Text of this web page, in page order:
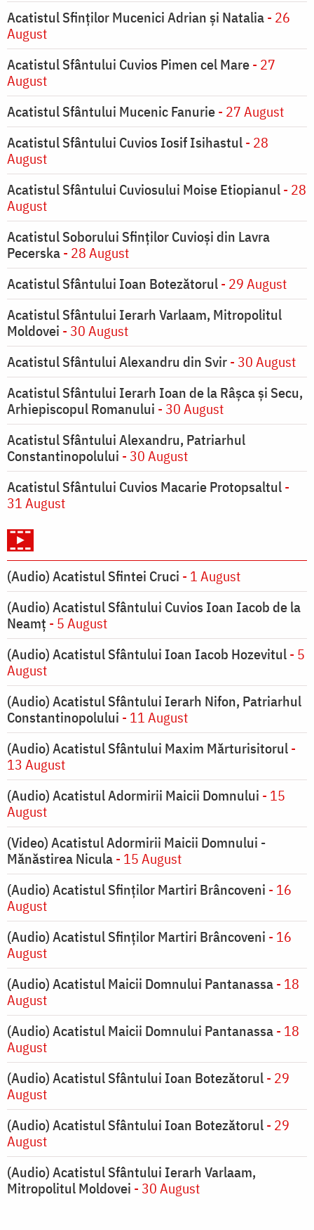
Acatistul Sfinților Mucenici Adrian și Natalia- 26
August
Acatistul Sfântului Cuvios Pimen cel Mare- 27
August
Acatistul Sfântului Mucenic Fanurie- 27 August
Acatistul Sfântului Cuvios Iosif Isihastul- 28
August
Acatistul Sfântului Cuviosului Moise Etiopianul- 28
August
Acatistul Soborului Sfinților Cuvioși din Lavra
Pecerska- 28 August
Acatistul Sfântului Ioan Botezătorul- 29 August
Acatistul Sfântului Ierarh Varlaam, Mitropolitul
Moldovei - 30 August
Acatistul Sfântului Alexandru din Svir- 30 August
Acatistul Sfântului Ierarh Ioan de la Râşca şi Secu,
Arhiepiscopul Romanului - 30 August
Acatistul Sfântului Alexandru, Patriarhul
Constantinopolului - 30 August
Acatistul Sfântului Cuvios Macarie Protopsaltul-
31 August
(Audio) Acatistul Sfintei Cruci - 1 August
(Audio) Acatistul Sfântului Cuvios Ioan Iacob de la
Neamț - 5 August
(Audio) Acatistul Sfântului Ioan Iacob Hozevitul- 5
August
(Audio) Acatistul Sfântului Ierarh Nifon, Patriarhul
Constantinopolului - 11 August
(Audio) Acatistul Sfântului Maxim Mărturisitorul-
13 August
(Audio) Acatistul Adormirii Maicii Domnului - 15
August
(Video) Acatistul Adormirii Maicii Domnului -
Mănăstirea Nicula- 15 August
(Audio) Acatistul Sfinților Martiri Brâncoveni - 16
August
(Audio) Acatistul Sfinților Martiri Brâncoveni - 16
August
(Audio) Acatistul Maicii Domnului Pantanassa- 18
August
(Audio) Acatistul Maicii Domnului Pantanassa- 18
August
(Audio) Acatistul Sfântului Ioan Botezătorul- 29
August
(Audio) Acatistul Sfântului Ioan Botezătorul- 29
August
(Audio) Acatistul Sfântului Ierarh Varlaam,
Mitropolitul Moldovei - 30 August